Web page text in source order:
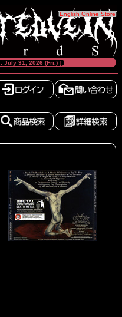
[English Online Store]
July 31, 2026 (Fri.) ]